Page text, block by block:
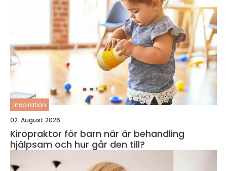
inspiration
02. August 2026
Kiropraktor för barn när är behandling
hjälpsam och hur går den till?